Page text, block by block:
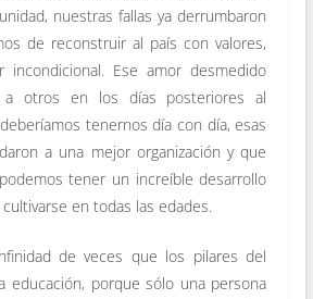
nuestras fallas ya derrumbaron
de reconstruir al país con valores,
incondicional. Ese amor desmedido
otros en los días posteriores al
tenernos día con día, esas
a una mejor organización y que
tener un increíble desarrollo
en todas las edades.
de veces que los pilares del
educación, porque sólo una persona